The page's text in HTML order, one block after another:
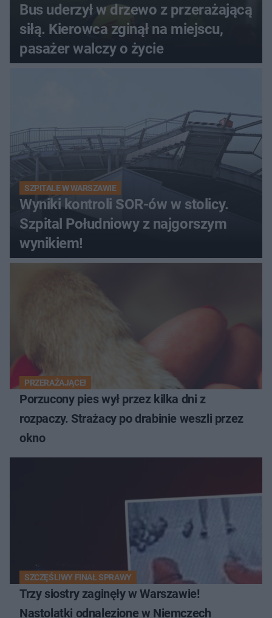
Bus uderzył w drzewo z przerażającą
siłą. Kierowca zginął na miejscu,
pasażer walczy o życie
SZPITALE W WARSZAWIE
Wyniki kontroli SOR-ów w stolicy.
Szpital Południowy z najgorszym
wynikiem!
PRZERAŻAJĄCE!
Porzucony pies wył przez kilka dni z
rozpaczy. Strażacy po drabinie weszli przez
okno
SZCZĘŚLIWY FINAŁ SPRAWY
Trzy siostry zaginęły w Warszawie!
Nastolatki odnalezione w Niemczech